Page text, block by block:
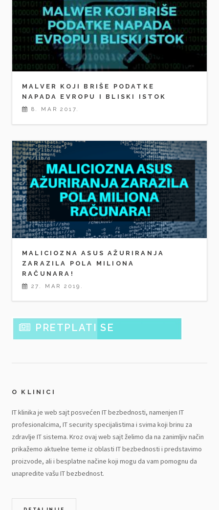
MALVER KOJI BRIŠE PODATKE
NAPADA EVROPU I BLISKI ISTOK
8. MAR 2017.
MALICIOZNA ASUS AŽURIRANJA
ZARAZILA POLA MILIONA
RAČUNARA!
27. MAR 2019.
PRETPLATI SE
O KLINICI
IT klinika je web sajt posvećen IT bezbednosti, namenjen IT
profesionalcima, IT security specijalistima i svima koji brinu za
zdravlje IT sistema. Kroz ovaj web sajt želimo da na zanimljiv način
prikažemo aktuelne teme iz oblasti IT bezbednosti i predstavimo
proizvode, ali i besplatne načine koji mogu da vam pomognu da
unapredite vašu IT bezbednost.